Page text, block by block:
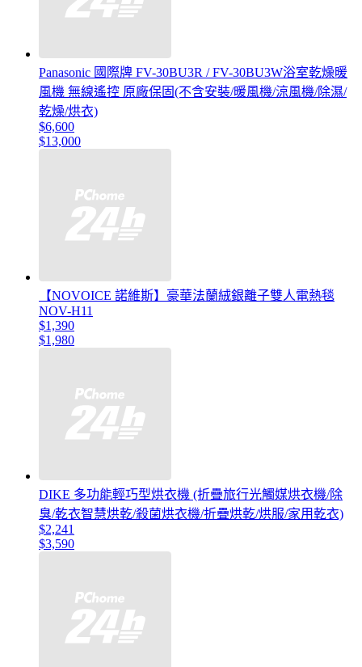
Panasonic 國際牌 FV-30BU3R / FV-30BU3W浴室乾燥暖
風機 無線遙控 原廠保固(不含安裝/暖風機/涼風機/除濕/
乾燥/烘衣)
$6,600
$13,000
【NOVOICE 諾維斯】豪華法蘭絨銀離子雙人電熱毯
NOV-H11
$1,390
$1,980
DIKE 多功能輕巧型烘衣機 (折疊旅行光觸媒烘衣機/除
臭/乾衣智慧烘乾/殺菌烘衣機/折疊烘乾/烘服/家用乾衣)
$2,241
$3,590